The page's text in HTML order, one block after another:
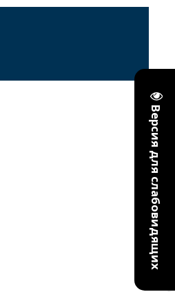
Версия для слабовидящих